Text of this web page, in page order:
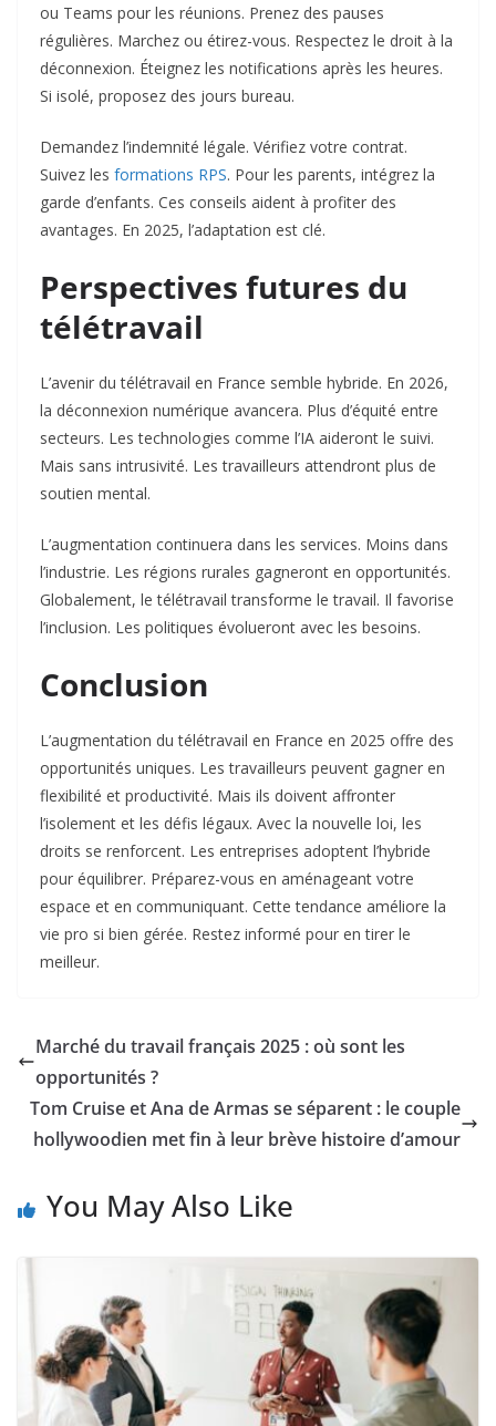
ou Teams pour les réunions. Prenez des pauses
régulières. Marchez ou étirez-vous. Respectez le droit à la
déconnexion. Éteignez les notifications après les heures.
Si isolé, proposez des jours bureau.​
Demandez l’indemnité légale. Vérifiez votre contrat.
Suivez les formations RPS. Pour les parents, intégrez la
garde d’enfants. Ces conseils aident à profiter des
avantages. En 2025, l’adaptation est clé.​
Perspectives futures du
télétravail
L’avenir du télétravail en France semble hybride. En 2026,
la déconnexion numérique avancera. Plus d’équité entre
secteurs. Les technologies comme l’IA aideront le suivi.
Mais sans intrusivité. Les travailleurs attendront plus de
soutien mental.​
L’augmentation continuera dans les services. Moins dans
l’industrie. Les régions rurales gagneront en opportunités.
Globalement, le télétravail transforme le travail. Il favorise
l’inclusion. Les politiques évolueront avec les besoins.​
Conclusion
L’augmentation du télétravail en France en 2025 offre des
opportunités uniques. Les travailleurs peuvent gagner en
flexibilité et productivité. Mais ils doivent affronter
l’isolement et les défis légaux. Avec la nouvelle loi, les
droits se renforcent. Les entreprises adoptent l’hybride
pour équilibrer. Préparez-vous en aménageant votre
espace et en communiquant. Cette tendance améliore la
vie pro si bien gérée. Restez informé pour en tirer le
meilleur.​
Marché du travail français 2025 : où sont les
opportunités ?
Tom Cruise et Ana de Armas se séparent : le couple
hollywoodien met fin à leur brève histoire d’amour
You May Also Like